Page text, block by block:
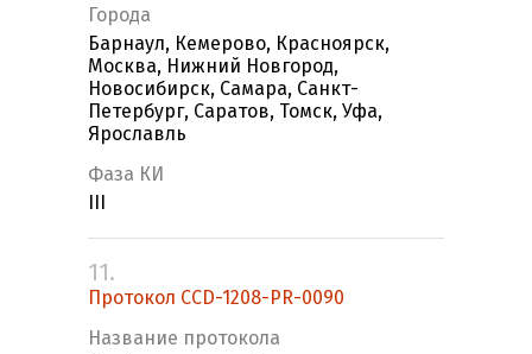
Города
Барнаул, Кемерово, Красноярск,
Москва, Нижний Новгород,
Новосибирск, Самара, Санкт-
Петербург, Саратов, Томск, Уфа,
Ярославль
Фаза КИ
11.
Протокол CCD-1208-PR-0090
Название протокола